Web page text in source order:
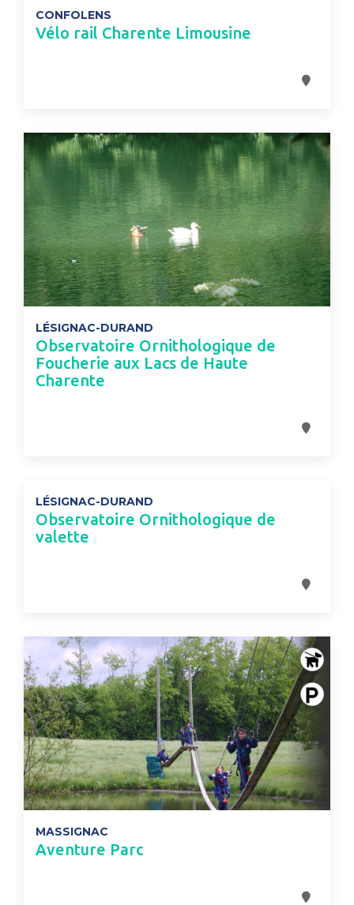
CONFOLENS
Vélo rail Charente Limousine
LÉSIGNAC-DURAND
Observatoire Ornithologique de
Foucherie aux Lacs de Haute
Charente
LÉSIGNAC-DURAND
Observatoire Ornithologique de
valette
MASSIGNAC
Aventure Parc